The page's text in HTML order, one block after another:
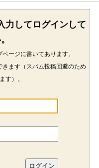
力してログインして
ージに書いてあります。
ます（スパム投稿回避のため
す）。